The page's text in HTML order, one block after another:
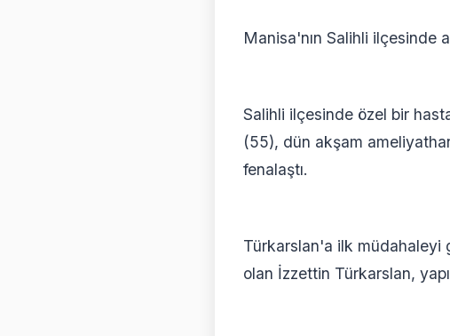
Manisa'nın Salihli ilçesinde
Salihli ilçesinde özel bir
(55), dün akşam
fenalaştı.
Türkarslan'a ilk müdahaleyi
olan İzzettin Türkarslan,